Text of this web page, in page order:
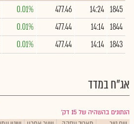
1845
14:24
477.46
0.01%
1844
14:14
477.44
0.01%
1843
14:14
477.44
0.01%
אג"ח במדד
הנתונים בהשהיה של 15 דק׳